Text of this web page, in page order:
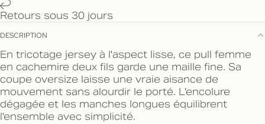
Retours sous 30 jours
DESCRIPTION
En tricotage jersey à l'aspect lisse, ce pull femme
en cachemire deux fils garde une maille fine. Sa
coupe oversize laisse une vraie aisance de
mouvement sans alourdir le porté. L'encolure
dégagée et les manches longues équilibrent
l'ensemble avec simplicité.